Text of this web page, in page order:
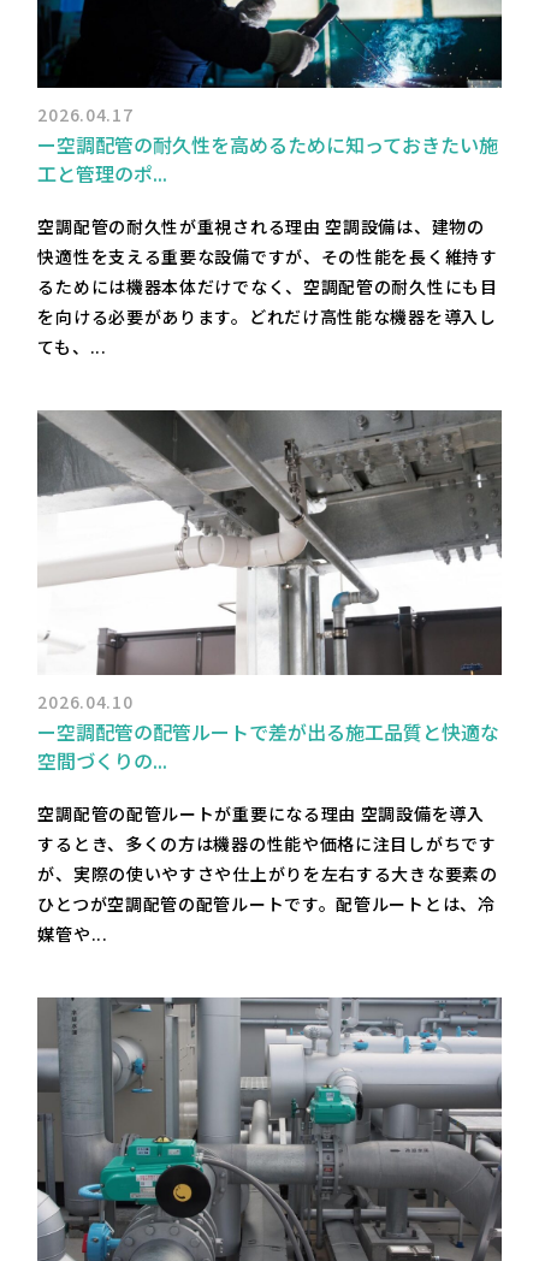
2026.04.17
ー空調配管の耐久性を高めるために知っておきたい施
工と管理のポ...
空調配管の耐久性が重視される理由 空調設備は、建物の
快適性を支える重要な設備ですが、その性能を長く維持す
るためには機器本体だけでなく、空調配管の耐久性にも目
を向ける必要があります。どれだけ高性能な機器を導入し
ても、...
2026.04.10
ー空調配管の配管ルートで差が出る施工品質と快適な
空間づくりの...
空調配管の配管ルートが重要になる理由 空調設備を導入
するとき、多くの方は機器の性能や価格に注目しがちです
が、実際の使いやすさや仕上がりを左右する大きな要素の
ひとつが空調配管の配管ルートです。配管ルートとは、冷
媒管や...